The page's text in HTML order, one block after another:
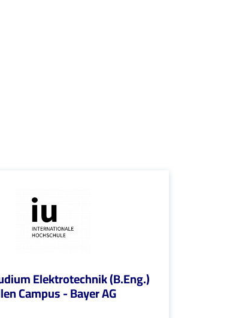
Elektrotechnik (B.Eng.)
Campus - Bayer AG